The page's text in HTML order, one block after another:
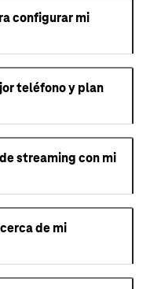
configurar mi
teléfono y plan
streaming con mi
de mi